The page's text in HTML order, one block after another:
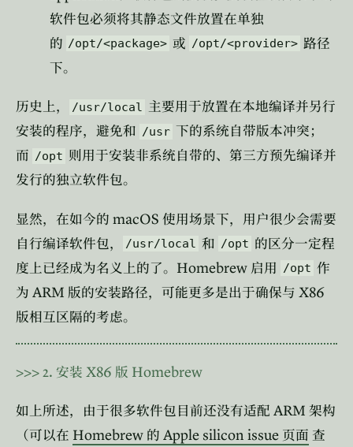
软件包必须将其静态文件放置在单独
的 /opt/<package> 或 /opt/<provider> 路径
下。
历史上， /usr/local 主要用于放置在本地编译并另行
安装的程序，避免和 /usr 下的系统自带版本冲突；
而 /opt 则用于安装非系统自带的、第三方预先编译并
发行的独立软件包。
显然，在如今的 macOS 使用场景下，用户很少会需要
自行编译软件包，
/usr/local 和 /opt 的区分一定程
度上已经成为名义上的了。 Homebrew 启用 /opt 作
为 ARM 版的安装路径，可能更多是出于确保与 X86
版相互区隔的考虑。
>>>2. 安装 X86 版 Homebrew
如上所述，由于很多软件包目前还没有适配 ARM 架构
（可以在 Homebrew 的 Apple silicon issue 页面 查